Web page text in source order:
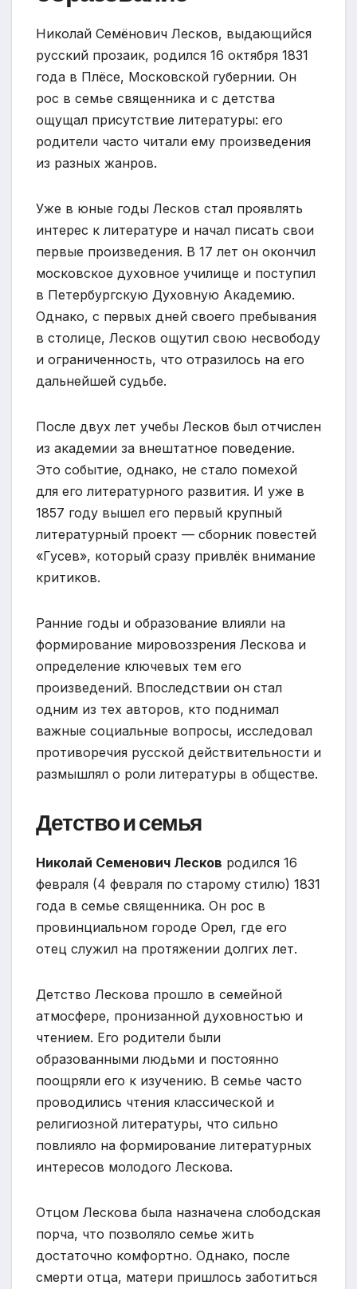
Николай Семёнович Лесков, выдающийся
русский прозаик, родился 16 октября 1831
года в Плёсе, Московской губернии. Он
рос в семье священника и с детства
ощущал присутствие литературы: его
родители часто читали ему произведения
из разных жанров.
Уже в юные годы Лесков стал проявлять
интерес к литературе и начал писать свои
первые произведения. В 17 лет он окончил
московское духовное училище и поступил
в Петербургскую Духовную Академию.
Однако, с первых дней своего пребывания
в столице, Лесков ощутил свою несвободу
и ограниченность, что отразилось на его
дальнейшей судьбе.
После двух лет учебы Лесков был отчислен
из академии за внештатное поведение.
Это событие, однако, не стало помехой
для его литературного развития. И уже в
1857 году вышел его первый крупный
литературный проект — сборник повестей
«Гусев», который сразу привлёк внимание
критиков.
Ранние годы и образование влияли на
формирование мировоззрения Лескова и
определение ключевых тем его
произведений. Впоследствии он стал
одним из тех авторов, кто поднимал
важные социальные вопросы, исследовал
противоречия русской действительности и
размышлял о роли литературы в обществе.
Детство и семья
Николай Семенович Лесков родился 16
февраля (4 февраля по старому стилю) 1831
года в семье священника. Он рос в
провинциальном городе Орел, где его
отец служил на протяжении долгих лет.
Детство Лескова прошло в семейной
атмосфере, пронизанной духовностью и
чтением. Его родители были
образованными людьми и постоянно
поощряли его к изучению. В семье часто
проводились чтения классической и
религиозной литературы, что сильно
повлияло на формирование литературных
интересов молодого Лескова.
Отцом Лескова была назначена слободская
порча, что позволяло семье жить
достаточно комфортно. Однако, после
смерти отца, матери пришлось заботиться